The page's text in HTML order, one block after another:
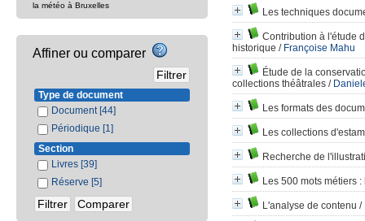
Les techniques
Contribution à l'étude
historique / Françoise Mahu
Étude de la
collections théâtrales /
Les formats des
Les collections
Recherche de
Les 500 mots métiers :
L'analyse de contenu /
la météo à Bruxelles
Affiner ou comparer
Type de document
Document [44]
Périodique [1]
Section
Livres [39]
Réserve [5]